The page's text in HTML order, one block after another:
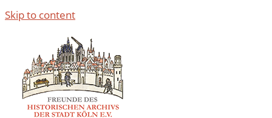
Skip to content